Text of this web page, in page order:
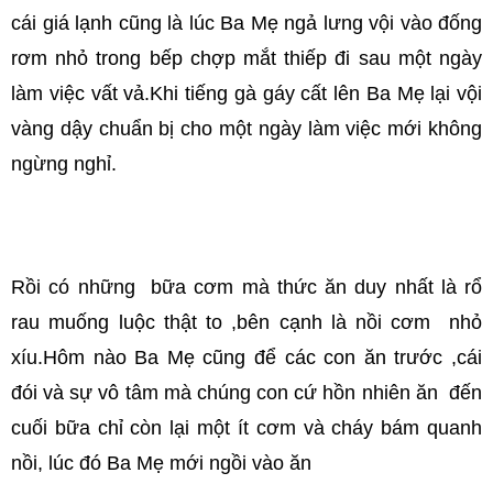
cái giá lạnh cũng là lúc Ba Mẹ ngả lưng vội vào đống
rơm nhỏ trong bếp chợp mắt thiếp đi sau một ngày
làm việc vất vả.Khi tiếng gà gáy cất lên Ba Mẹ lại vội
vàng dậy chuẩn bị cho một ngày làm việc mới không
ngừng nghỉ.
Rồi có những bữa cơm mà thức ăn duy nhất là rổ
rau muống luộc thật to ,bên cạnh là nồi cơm nhỏ
xíu.Hôm nào Ba Mẹ cũng để các con ăn trước ,cái
đói và sự vô tâm mà chúng con cứ hồn nhiên ăn đến
cuối bữa chỉ còn lại một ít cơm và cháy bám quanh
nồi, lúc đó Ba Mẹ mới ngồi vào ăn